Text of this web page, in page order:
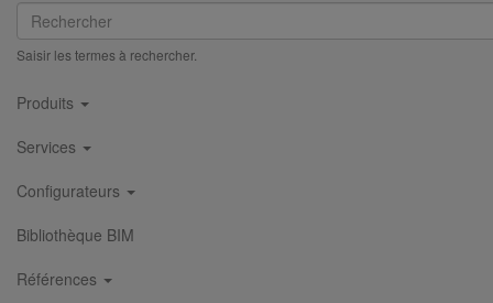
Rechercher
Saisir les termes à rechercher.
Main
navigation
Produits
Services
Configurateurs
Bibliothèque BIM
Références
Collier de descente DN250
En savoir plus